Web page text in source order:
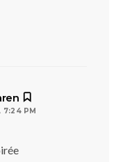
7:24 PM